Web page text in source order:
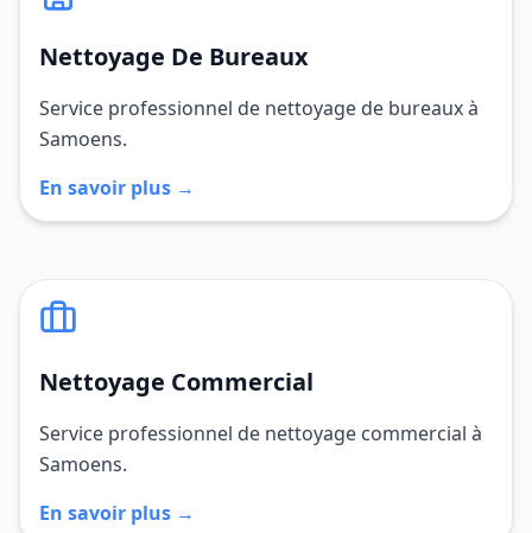
Nettoyage De Bureaux
Service professionnel de nettoyage de bureaux à
Samoens.
En savoir plus →
Nettoyage Commercial
Service professionnel de nettoyage commercial à
Samoens.
En savoir plus →